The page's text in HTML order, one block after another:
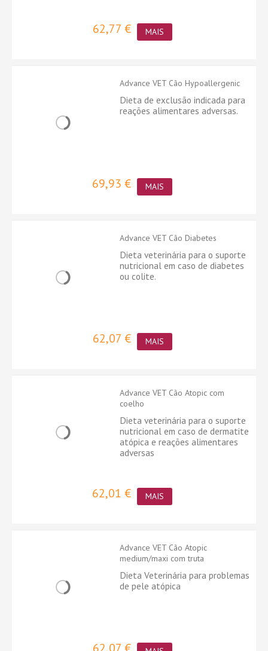
62,77 € MAIS
Advance VET Cão Hypoallergenic
Dieta de exclusão indicada para
reações alimentares adversas.
69,93 € MAIS
Advance VET Cão Diabetes
Dieta veterinária para o suporte
nutricional em caso de diabetes
ou colite.
62,07 € MAIS
Advance VET Cão Atopic com
coelho
Dieta veterinária para o suporte
nutricional em caso de dermatite
atópica e reações alimentares
adversas
62,01 € MAIS
Advance VET Cão Atopic
medium/maxi com truta
Dieta Veterinária para problemas
de pele atópica